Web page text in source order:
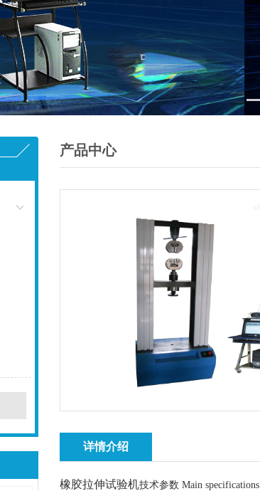
产品中心
详情介绍
橡胶拉伸试验机技术参数 Main specifications